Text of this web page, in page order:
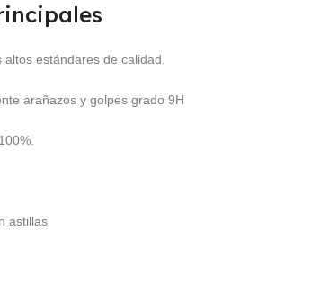
altos estándares de calidad.
arañazos y golpes grado 9H
astillas